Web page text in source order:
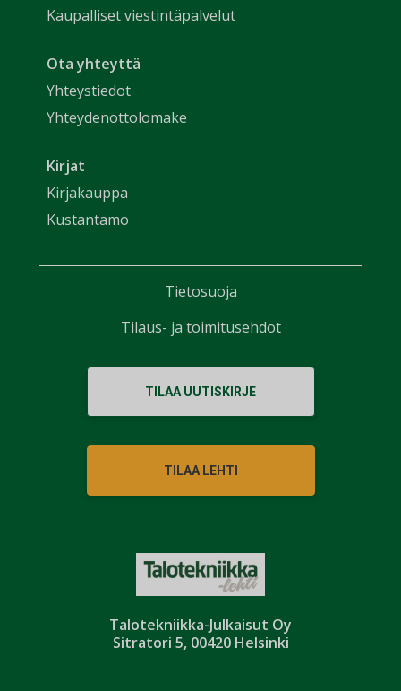
Talotekniikka-Julkaisut Oy
Sitratori 5, 00420 Helsinki
Kaupalliset viestintäpalvelut
Ota yhteyttä
Yhteystiedot
Yhteydenottolomake
Kirjat
Kirjakauppa
Kustantamo
TILAA UUTISKIRJE
TILAA LEHTI
Tietosuoja
Tilaus- ja toimitusehdot